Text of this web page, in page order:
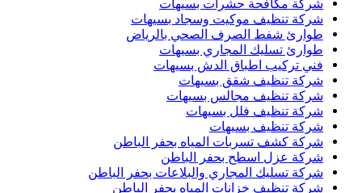
شركة مكافحة حشرات بسيهات
شركة تنظيف موكيت وسجاد بسيهات
طوارئ شفط الصرف الصحي بالرياض
طوارئ تسليك المجاري بسيهات
فني تركيب اطباق الدش بسيهات
شركة تنظيف شقق بسيهات
شركة تنظيف مجالس بسيهات
شركة تنظيف فلل بسيهات
شركة تنظيف بسيهات
شركة كشف تسربات المياه بحفر الباطن
شركة عزل اسطح بحفر الباطن
شركة تسليك المجاري والبلاعات بحفر الباطن
شركة تنظيف خزانات المياه بحفر الباطن